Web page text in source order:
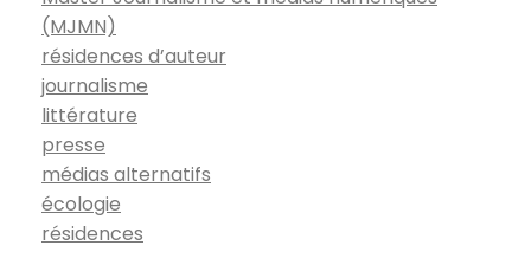
(MJMN)
résidences d’auteur
journalisme
littérature
presse
médias alternatifs
écologie
résidences